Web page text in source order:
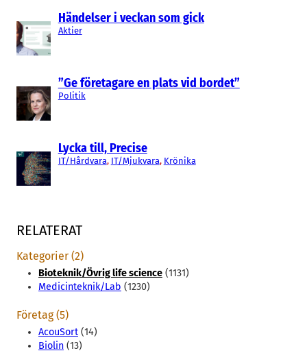
Händelser i veckan som gick
Aktier
”Ge företagare en plats vid bordet”
Politik
Lycka till, Precise
IT/Hårdvara, IT/Mjukvara, Krönika
RELATERAT
Kategorier (2)
Bioteknik/Övrig life science (1131)
Medicinteknik/Lab (1230)
Företag (5)
AcouSort (14)
Biolin (13)